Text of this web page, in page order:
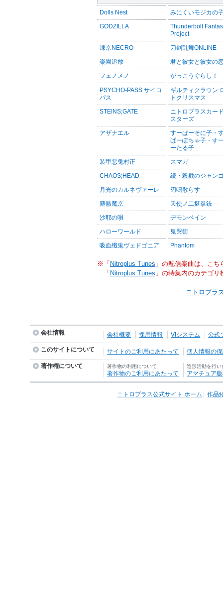
Dolls Nest みにくいモジカの
GODZILLA
Thunderbolt
Project
凍京NECRO 刀剣乱舞ONLINE
楽園追放 君と彼女と彼女の
フェノメノ がっこうぐらし！
PSYCHO-PASS サイコ
パス
ギルティクラウン
トクリスマス
STEINS;GATE
ニトロプラスカー
スターズ
アザナエル
すーぱーそに子・
ぱーぽちゃ子・す
ーたる子
装甲悪鬼村正 スマガ
CHAOS;HEAD 続・殺戮のジャン
月光のカルネヴァーレ 刃鳴散らす
塵骸魔京 天使ノ二挺拳銃
沙耶の唄 デモンベイン
ハローワールド 鬼哭街
吸血殲鬼ヴェドゴニア Phantom
※「Nitroplus Tunes 」の配信楽曲は、こ
「Nitroplus Tunes 」の特集内のカテゴ
ニトロプラ
会社情報 会社概要 採用情報 VIシステム 公式
このサイトについて サイトのご利用にあたって 個人情報の
著作権について 著作物の利用について
著作物のご利用にあたって
造形活動を行い
アマチュア
ニトロプラス公式サイト ホーム 作品